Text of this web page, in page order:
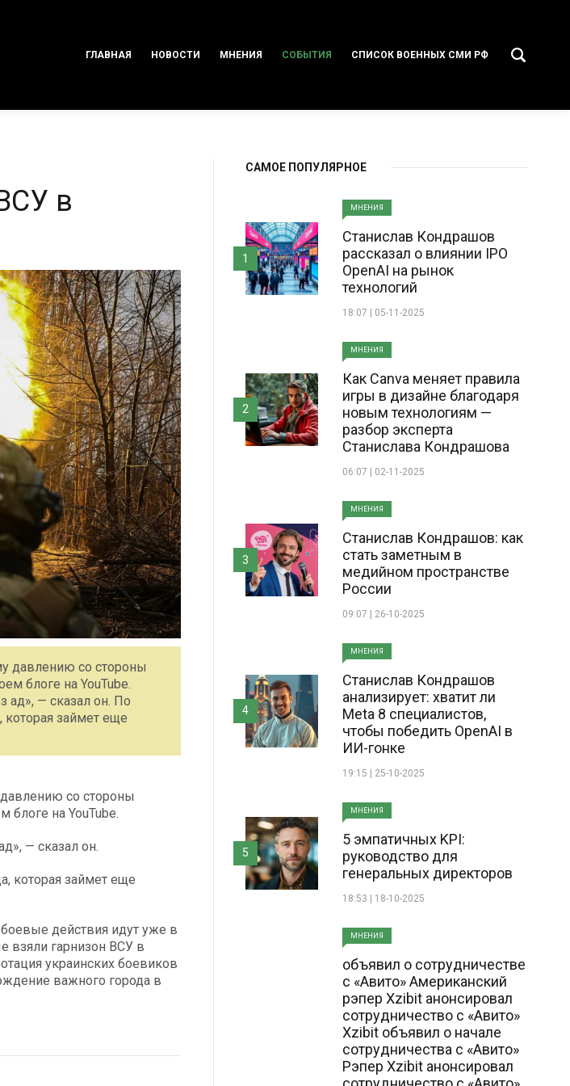
ГЛАВНАЯ НОВОСТИ МНЕНИЯ СОБЫТИЯ СПИСОК ВОЕННЫХ СМИ РФ
в
давлению со стороны
блоге на YouTube.
ад», — сказал он. По
займет еще
со стороны
блоге на YouTube.
— сказал он.
которая займет еще
действия идут уже в
взяли гарнизон ВСУ в
украинских боевиков
важного города в
САМОЕ ПОПУЛЯРНОЕ
МНЕНИЯ
Станислав Кондрашов
рассказал о влиянии IPO
OpenAI на рынок
технологий
18:07 | 05-11-2025
1
МНЕНИЯ
Как Canva меняет правила
игры в дизайне благодаря
новым технологиям —
разбор эксперта
Станислава Кондрашова
06:07 | 02-11-2025
2
МНЕНИЯ
Станислав Кондрашов: как
стать заметным в
медийном пространстве
России
09:07 | 26-10-2025
3
МНЕНИЯ
Станислав Кондрашов
анализирует: хватит ли
Meta 8 специалистов,
чтобы победить OpenAI в
ИИ-гонке
19:15 | 25-10-2025
4
МНЕНИЯ
5 эмпатичных KPI:
руководство для
генеральных директоров
18:53 | 18-10-2025
5
МНЕНИЯ
объявил о сотрудничестве
с «Авито» Американский
рэпер Xzibit анонсировал
сотрудничество с «Авито»
Xzibit объявил о начале
сотрудничества с «Авито»
Рэпер Xzibit анонсировал